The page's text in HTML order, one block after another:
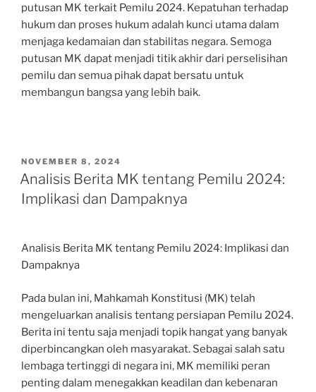
putusan MK terkait Pemilu 2024. Kepatuhan terhadap
hukum dan proses hukum adalah kunci utama dalam
menjaga kedamaian dan stabilitas negara. Semoga
putusan MK dapat menjadi titik akhir dari perselisihan
pemilu dan semua pihak dapat bersatu untuk
membangun bangsa yang lebih baik.
POSTED
ON
NOVEMBER 8, 2024
Analisis Berita MK tentang Pemilu 2024:
Implikasi dan Dampaknya
Analisis Berita MK tentang Pemilu 2024: Implikasi dan
Dampaknya
Pada bulan ini, Mahkamah Konstitusi (MK) telah
mengeluarkan analisis tentang persiapan Pemilu 2024.
Berita ini tentu saja menjadi topik hangat yang banyak
diperbincangkan oleh masyarakat. Sebagai salah satu
lembaga tertinggi di negara ini, MK memiliki peran
penting dalam menegakkan keadilan dan kebenaran